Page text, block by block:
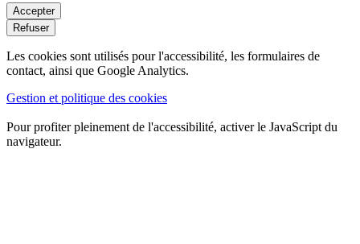
Les cookies sont utilisés pour l'accessibilité, les formulaires de
contact, ainsi que Google Analytics.
Gestion et politique des cookies
Pour profiter pleinement de l'accessibilité, activer le JavaScript du
navigateur.